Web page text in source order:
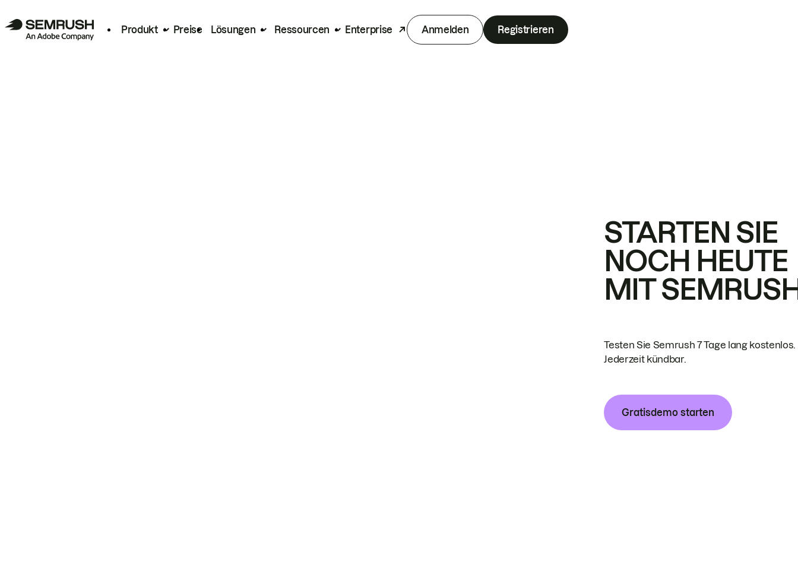
Produkt Preise Lösungen Ressourcen Enterprise Anmelden Registrieren
STARTEN SIE
NOCH HEUTE
MIT
Testen Sie Semrush 7 Tage lang kostenlos.
Jederzeit kündbar.
Gratisdemo starten